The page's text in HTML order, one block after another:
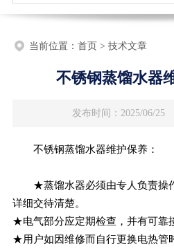
当前位置： 首页> 技术文章
不锈钢蒸馏水器​
发布时间：2025/06/25
不锈钢蒸馏水器维护保养：
★蒸馏水器必须由专人负责操
详细交待清楚。
★电气部分应定期检查，并有可靠
★用户如因维修而自行更换电热管